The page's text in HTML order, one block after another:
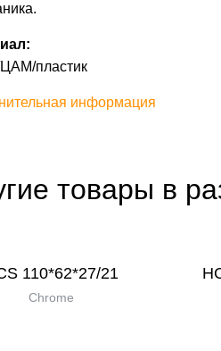
пластик
информация
товары в
110*62*27/21
Chrome